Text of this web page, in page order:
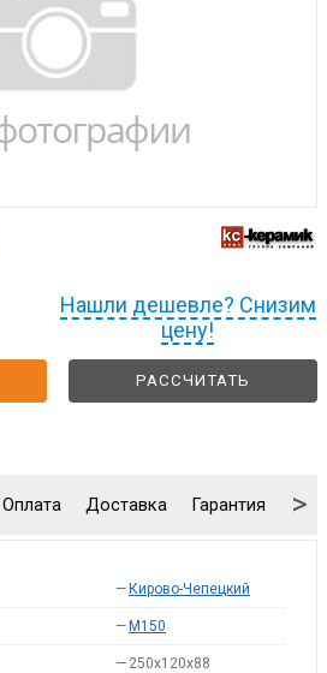
Нашли дешевле? Снизим
цену!
РАССЧИТАТЬ
Оплата Доставка Гарантия >
— Кирово-Чепецкий
— M150
— 250x120x88